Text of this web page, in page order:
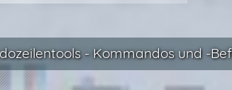
- Kommandos und -